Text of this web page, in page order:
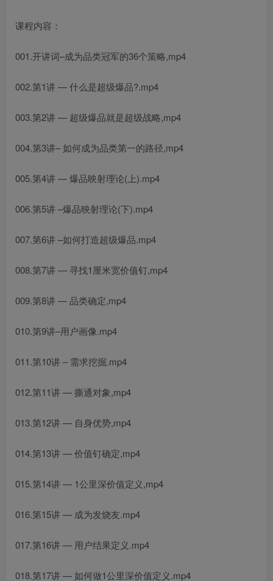
课程内容：
001.开讲词–成为品类冠军的36个策略,mp4
002.第1讲 — 什么是超级爆品?.mp4
003.第2讲 — 超级爆品就是超级战略,mp4
004.第3讲– 如何成为品类第一的路径,mp4
005.第4讲 — 爆品映射理论(上).mp4
006.第5讲 –爆品映射理论(下).mp4
007.第6讲 –如何打造超级爆品.mp4
008.第7讲 — 寻找1厘米宽价值钉,mp4
009.第8讲 — 品类确定,mp4
010.第9讲–用户画像.mp4
011.第10讲 – 需求挖掘.mp4
012.第11讲 — 撕通对象,mp4
013.第12讲 — 自身优势,mp4
014.第13讲 — 价值钉确定,mp4
015.第14讲 — 1公里深价值定义,mp4
016.第15讲 — 成为发烧友.mp4
017.第16讲 — 用户结果定义.mp4
018.第17讲 — 如何做1公里深价值定义.mp4